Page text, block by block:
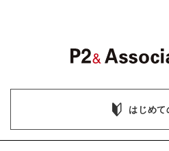
はじめて